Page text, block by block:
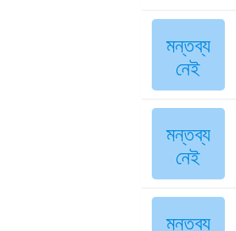
মন্তব্য
নেই
মন্তব্য
নেই
মন্তব্য